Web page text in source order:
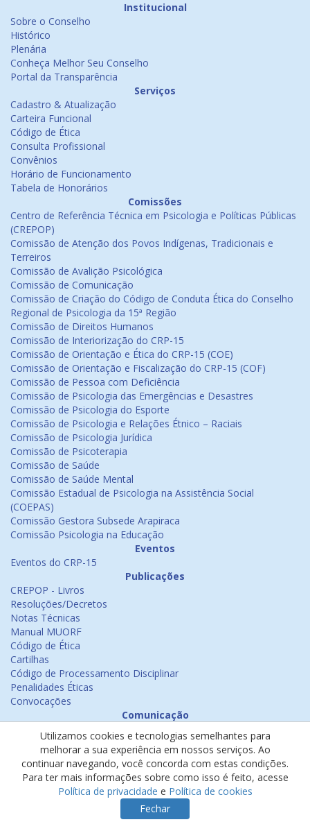
Institucional
Sobre o Conselho
Histórico
Plenária
Conheça Melhor Seu Conselho
Portal da Transparência
Serviços
Cadastro & Atualização
Carteira Funcional
Código de Ética
Consulta Profissional
Convênios
Horário de Funcionamento
Tabela de Honorários
Comissões
Centro de Referência Técnica em Psicologia e Políticas Públicas
(CREPOP)
Comissão de Atenção dos Povos Indígenas, Tradicionais e
Terreiros
Comissão de Avalição Psicológica
Comissão de Comunicação
Comissão de Criação do Código de Conduta Ética do Conselho
Regional de Psicologia da 15ª Região
Comissão de Direitos Humanos
Comissão de Interiorização do CRP-15
Comissão de Orientação e Ética do CRP-15 (COE)
Comissão de Orientação e Fiscalização do CRP-15 (COF)
Comissão de Pessoa com Deficiência
Comissão de Psicologia das Emergências e Desastres
Comissão de Psicologia do Esporte
Comissão de Psicologia e Relações Étnico – Raciais
Comissão de Psicologia Jurídica
Comissão de Psicoterapia
Comissão de Saúde
Comissão de Saúde Mental
Comissão Estadual de Psicologia na Assistência Social
(COEPAS)
Comissão Gestora Subsede Arapiraca
Comissão Psicologia na Educação
Eventos
Eventos do CRP-15
Publicações
CREPOP - Livros
Resoluções/Decretos
Notas Técnicas
Manual MUORF
Código de Ética
Cartilhas
Código de Processamento Disciplinar
Penalidades Éticas
Convocações
Comunicação
Emissão de Certificados
Psicologia na Mídia
Ouvidoria
Política de cookies
Política de privacidade
Utilizamos cookies e tecnologias semelhantes para
melhorar a sua experiência em nossos serviços. Ao
continuar navegando, você concorda com estas condições.
Para ter mais informações sobre como isso é feito, acesse
Política de privacidade e Política de cookies
Fechar